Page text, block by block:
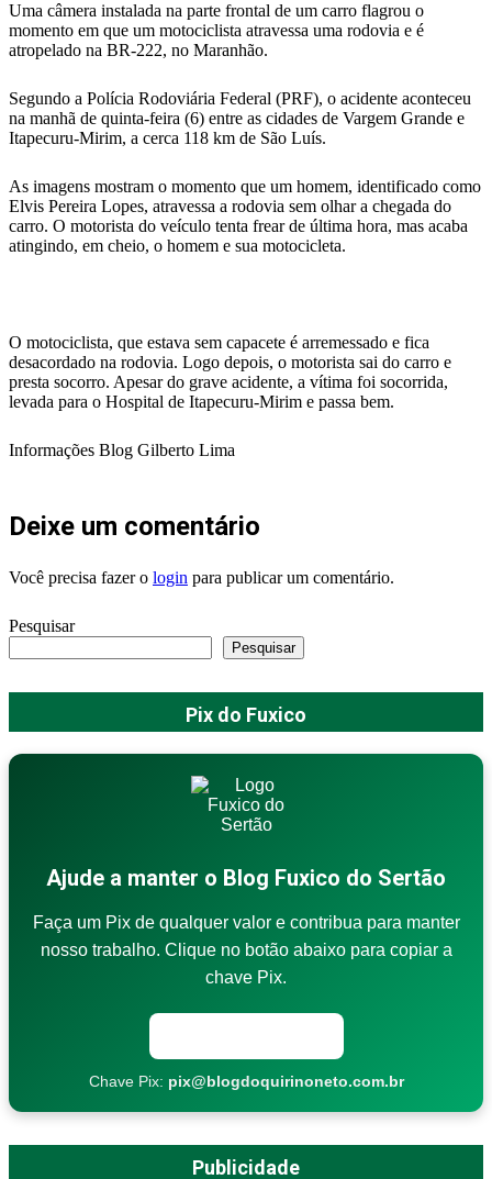
Uma câmera instalada na parte frontal de um carro flagrou o
momento em que um motociclista atravessa uma rodovia e é
atropelado na BR-222, no Maranhão.
Segundo a Polícia Rodoviária Federal (PRF), o acidente aconteceu
na manhã de quinta-feira (6) entre as cidades de Vargem Grande e
Itapecuru-Mirim, a cerca 118 km de São Luís.
As imagens mostram o momento que um homem, identificado como
Elvis Pereira Lopes, atravessa a rodovia sem olhar a chegada do
carro. O motorista do veículo tenta frear de última hora, mas acaba
atingindo, em cheio, o homem e sua motocicleta.
O motociclista, que estava sem capacete é arremessado e fica
desacordado na rodovia. Logo depois, o motorista sai do carro e
presta socorro. Apesar do grave acidente, a vítima foi socorrida,
levada para o Hospital de Itapecuru-Mirim e passa bem.
Informações Blog Gilberto Lima
Deixe um comentário
Você precisa fazer o login para publicar um comentário.
Pesquisar
Pesquisar
Pix do Fuxico
Ajude a manter o Blog Fuxico do Sertão
Faça um Pix de qualquer valor e contribua para manter
nosso trabalho. Clique no botão abaixo para copiar a
chave Pix.
Chave Pix: pix@blogdoquirinoneto.com.br
Publicidade